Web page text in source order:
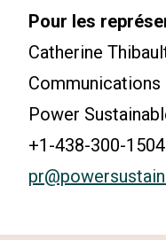
Pour les
Catherine
Communications
Power
+1-438-300-1504